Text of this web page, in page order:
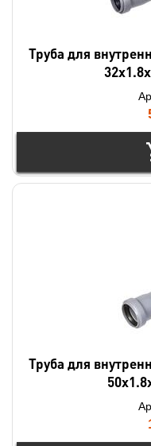
Труба для
Труба для